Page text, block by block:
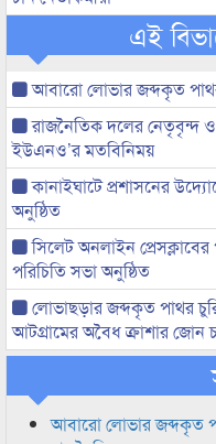
এই
আবারো লোভার জব্দকৃত
রাজনৈতিক দলের নেতৃবৃন্দ
ইউএনও’র মতবিনিময়
কানাইঘাটে প্রশাসনের
অনুষ্ঠিত
সিলেট অনলাইন
পরিচিতি সভা অনুষ্ঠিত
লোভাছড়ার জব্দকৃত পাথর
আটগ্রামের অবৈধ ক্রাশার জোন
আবারো লোভার জব্দকৃত